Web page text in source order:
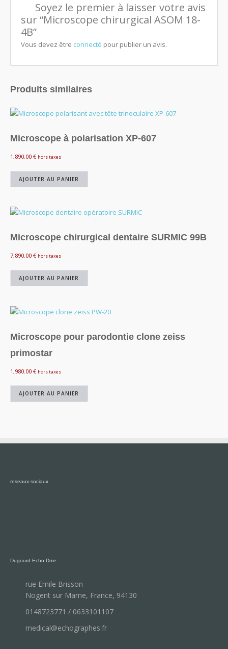
Soyez le premier à laisser votre avis
sur “Microscope chirurgical ASOM 18-
4B”
Vous devez être connecté pour publier un avis.
Produits similaires
Microscope à polarisation XP-607
1,890.00 € hors taxes
AJOUTER AU PANIER
Microscope chirurgical dentaire SURMIC 99B
7,890.00 € hors taxes
AJOUTER AU PANIER
Microscope pour parodontie clone zeiss
primostar
1,980.00 € hors taxes
AJOUTER AU PANIER
reseaux sociaux
Dugourd Echo Dme
rue Emile Brisson
Nogent sur Marne, France, 94130
0148723771 / 0633101107
medical@echographes.fr